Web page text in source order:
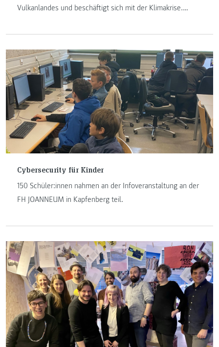
Vulkanlandes und beschäftigt sich mit der Klimakrise.
Cybersecurity für Kinder
150 Schüler:innen nahmen an der Infoveranstaltung an der
FH JOANNEUM in Kapfenberg teil.